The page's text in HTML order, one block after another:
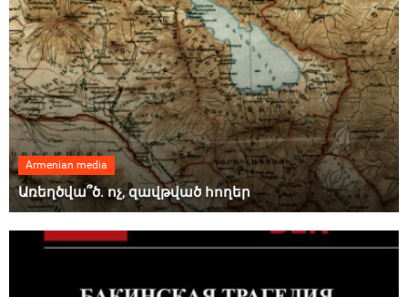
Armenian media
Առեղծվա՞ծ. ոչ, զավթված հողեր